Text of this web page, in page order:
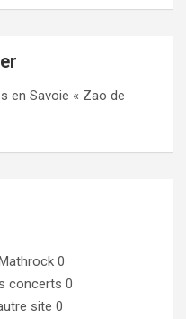
en Savoie « Zao de
0
concerts 0
site 0